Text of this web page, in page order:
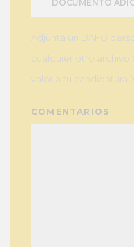
DOCUMENTO
Adjunta un DAFO
cualquier otro archivo
valor a tu candidatura
COMENTARIOS